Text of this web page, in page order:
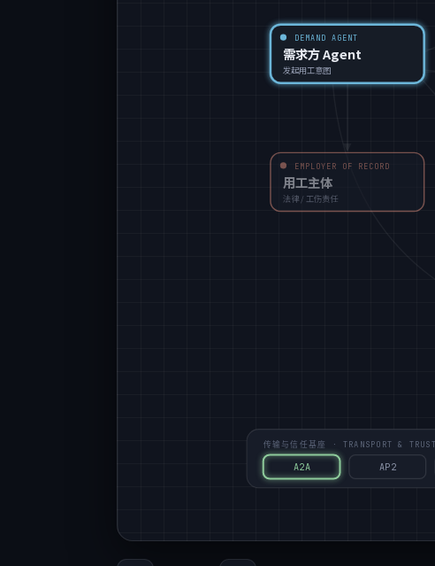
DEMAND AGENT
需求方 Agent
发起用工意图
EMPLOYER OF RECORD
用工主体
法律 / 工伤责任
传输与信任基座 · TRANSPORT &
A2A AP2